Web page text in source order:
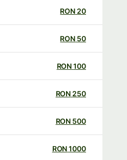
20
RON
50
RON
100
RON
250
RON
500
RON
1000
RON